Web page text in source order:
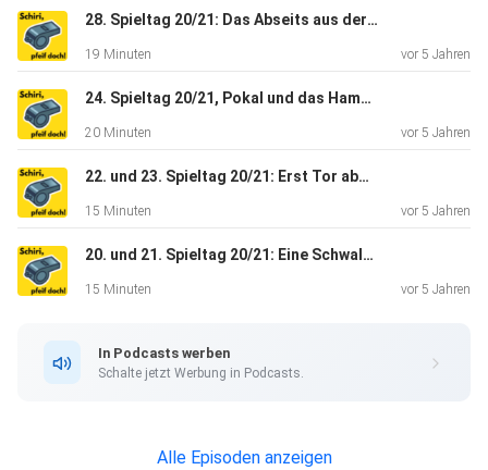
verhindern - und
hätte vielleicht sogar dem zeitspielenden HSV geholfen,
auf das Halten der knappen Führung zu setzen.
28. Spieltag 20/21: Das Abseits aus der Vergangenheit // mit Jens Jeep
19 Minuten vor 5 Jahren
24. Spieltag 20/21, Pokal und das Hamburger Derby: Foul ist, wenn der Stürmer fällt // mit Jens Jeep
20 Minuten vor 5 Jahren
22. und 23. Spieltag 20/21: Erst Tor abwarten, dann Abseits pfeifen // mit Jens Jeep
15 Minuten vor 5 Jahren
20. und 21. Spieltag 20/21: Eine Schwalbe macht noch keinen Strafstoß. Oder doch. // mit Jens Jeep
15 Minuten vor 5 Jahren
In Podcasts werben
Schalte jetzt Werbung in Podcasts.
Alle Episoden anzeigen